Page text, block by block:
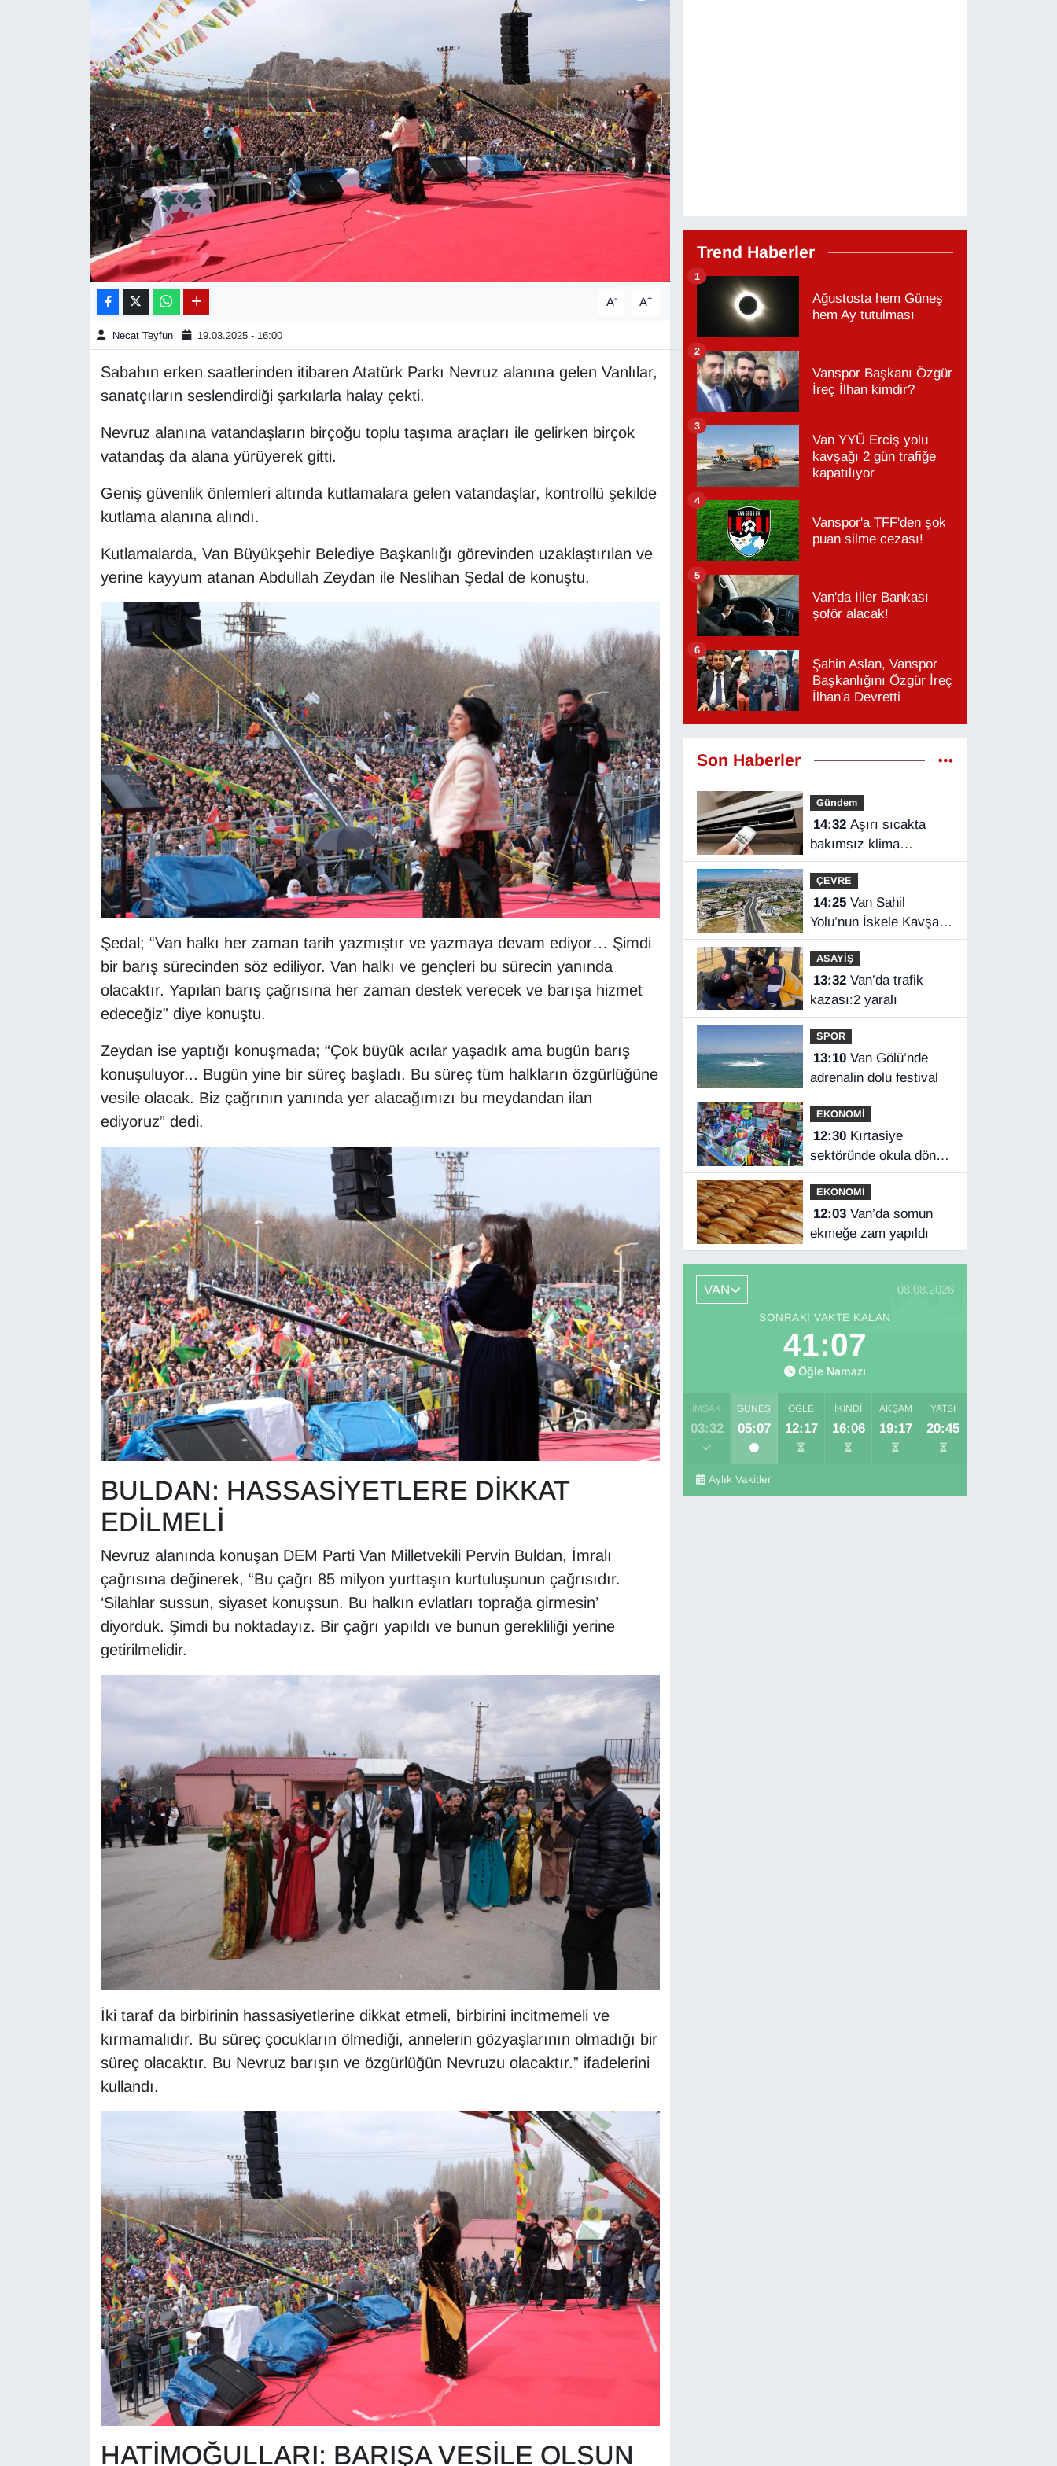
A- A+
Necat Teyfun 19.03.2025 - 16:00
Sabahın erken saatlerinden itibaren Atatürk Parkı Nevruz alanına gelen Vanlılar,
sanatçıların seslendirdiği şarkılarla halay çekti.
Nevruz alanına vatandaşların birçoğu toplu taşıma araçları ile gelirken birçok
vatandaş da alana yürüyerek gitti.
Geniş güvenlik önlemleri altında kutlamalara gelen vatandaşlar, kontrollü şekilde
kutlama alanına alındı.
Kutlamalarda, Van Büyükşehir Belediye Başkanlığı görevinden uzaklaştırılan ve
yerine kayyum atanan Abdullah Zeydan ile Neslihan Şedal de konuştu.
Şedal; “Van halkı her zaman tarih yazmıştır ve yazmaya devam ediyor… Şimdi
bir barış sürecinden söz ediliyor. Van halkı ve gençleri bu sürecin yanında
olacaktır. Yapılan barış çağrısına her zaman destek verecek ve barışa hizmet
edeceğiz” diye konuştu.
Zeydan ise yaptığı konuşmada; “Çok büyük acılar yaşadık ama bugün barış
konuşuluyor... Bugün yine bir süreç başladı. Bu süreç tüm halkların özgürlüğüne
vesile olacak. Biz çağrının yanında yer alacağımızı bu meydandan ilan
ediyoruz” dedi.
BULDAN: HASSASİYETLERE DİKKAT
EDİLMELİ
Nevruz alanında konuşan DEM Parti Van Milletvekili Pervin Buldan, İmralı
çağrısına değinerek, “Bu çağrı 85 milyon yurttaşın kurtuluşunun çağrısıdır.
‘Silahlar sussun, siyaset konuşsun. Bu halkın evlatları toprağa girmesin’
diyorduk. Şimdi bu noktadayız. Bir çağrı yapıldı ve bunun gerekliliği yerine
getirilmelidir.
İki taraf da birbirinin hassasiyetlerine dikkat etmeli, birbirini incitmemeli ve
kırmamalıdır. Bu süreç çocukların ölmediği, annelerin gözyaşlarının olmadığı bir
süreç olacaktır. Bu Nevruz barışın ve özgürlüğün Nevruzu olacaktır.” ifadelerini
kullandı.
HATİMOĞULLARI: BARIŞA VESİLE OLSUN
Trend Haberler
Ağustosta hem Güneş
hem Ay tutulması
1
Vanspor Başkanı Özgür
İreç İlhan kimdir?
2
Van YYÜ Erciş yolu
kavşağı 2 gün trafiğe
kapatılıyor
3
Vanspor'a TFF'den şok
puan silme cezası!
4
Van'da İller Bankası
şoför alacak!
5
Şahin Aslan, Vanspor
Başkanlığını Özgür İreç
İlhan'a Devretti
6
Son Haberler
Gündem
14:32Aşırı sıcakta
bakımsız klima
yangınlara neden olabilir
ÇEVRE
14:25Van Sahil
Yolu’nun İskele Kavşağı
tamamlandı
ASAYİŞ
13:32Van’da trafik
kazası:2 yaralı
SPOR
13:10Van Gölü’nde
adrenalin dolu festival
EKONOMİ
12:30Kırtasiye
sektöründe okula dönüş
mesaisi başladı
EKONOMİ
12:03Van’da somun
ekmeğe zam yapıldı
VAN 08.08.2026
SONRAKI VAKTE KALAN
41:05
Öğle Namazı
İMSAK
03:32
GÜNEŞ
05:07
ÖĞLE
12:17
İKINDI
16:06
AKŞAM
19:17
YATSI
20:45
Aylık Vakitler
DÜNYA
EĞİTİM
EKONOMİ
Eleman
En çok konuşulanlar
Kamu Alımları
Kim Kimdir?
Kültür & Sanat
MAGAZİN
ONE EKONOMİ
POLİTİKA
Resmi İlanlar
RÖPORTAJ
Sinema - TV
TEKNOLOJİ
VAN'DA SPOR